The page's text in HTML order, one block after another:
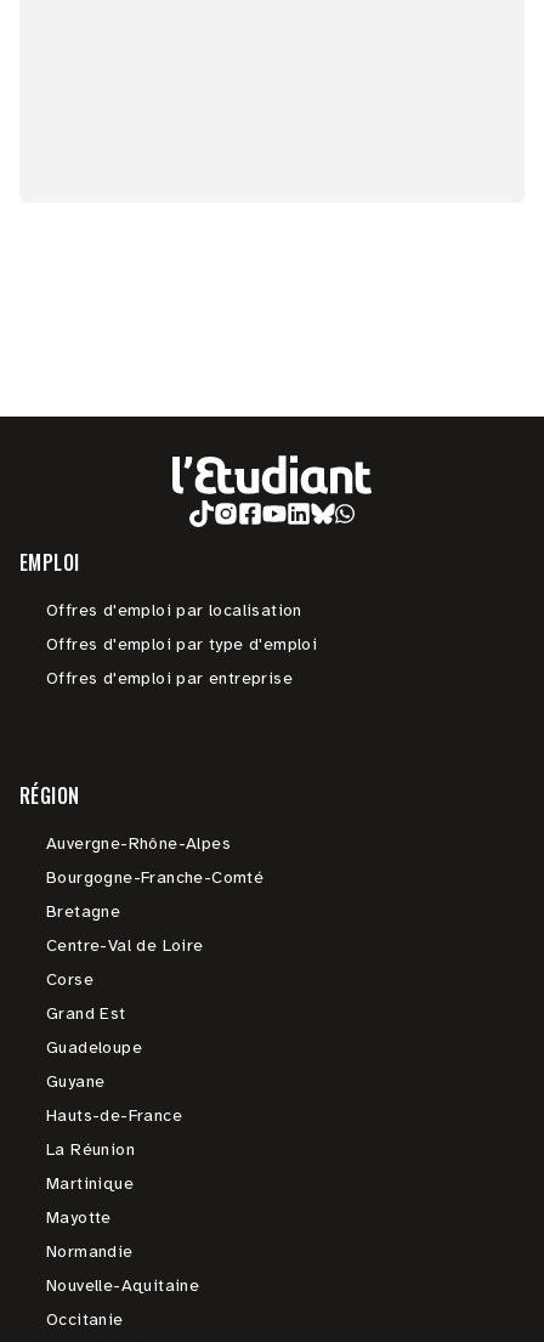
EMPLOI
Offres d'emploi par localisation
Offres d'emploi par type d'emploi
Offres d'emploi par entreprise
RÉGION
Auvergne-Rhône-Alpes
Bourgogne-Franche-Comté
Bretagne
Centre-Val de Loire
Corse
Grand Est
Guadeloupe
Guyane
Hauts-de-France
La Réunion
Martinique
Mayotte
Normandie
Nouvelle-Aquitaine
Occitanie